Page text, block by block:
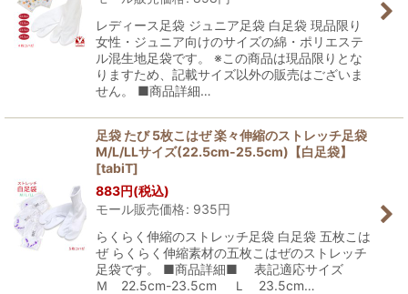
レディース足袋 ジュニア足袋 白足袋 現品限り
女性・ジュニア向けのサイズの綿・ポリエステ
ル混生地足袋です。 ※この商品は現品限りとな
りますため、記載サイズ以外の販売はございま
せん。 ■商品詳細…
足袋 たび 5枚こはぜ 楽々伸縮のストレッチ足袋
M/L/LLサイズ(22.5cm-25.5cm)【白足袋】
[tabiT]
883円(税込)
モール販売価格: 935円
らくらく伸縮のストレッチ足袋 白足袋 五枚こは
ぜ らくらく伸縮素材の五枚こはぜのストレッチ
足袋です。 ■商品詳細■ 表記適応サイズ
Ｍ 22.5cm-23.5cm Ｌ 23.5cm…